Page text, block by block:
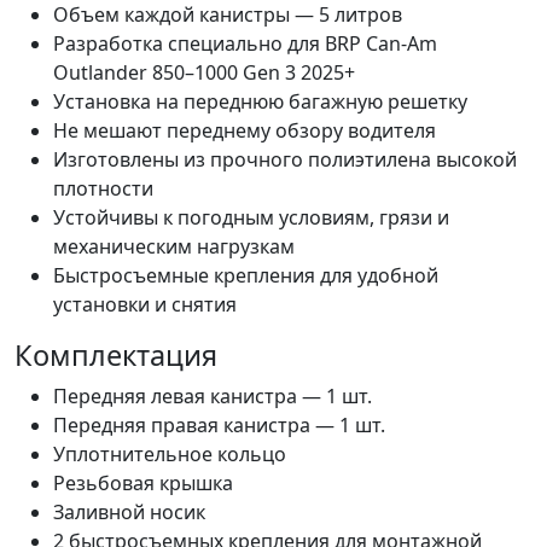
Объем каждой канистры — 5 литров
Разработка специально для BRP Can-Am
Outlander 850–1000 Gen 3 2025+
Установка на переднюю багажную решетку
Не мешают переднему обзору водителя
Изготовлены из прочного полиэтилена высокой
плотности
Устойчивы к погодным условиям, грязи и
механическим нагрузкам
Быстросъемные крепления для удобной
установки и снятия
Комплектация
Передняя левая канистра — 1 шт.
Передняя правая канистра — 1 шт.
Уплотнительное кольцо
Резьбовая крышка
Заливной носик
2 быстросъемных крепления для монтажной